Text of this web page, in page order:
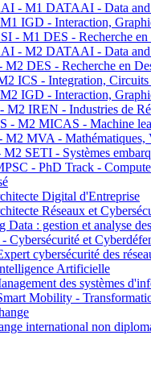
- M1 DATAAI - Data
IGD - Interaction,
- M1 DES - Recherche en
- M2 DATAAI - Data
DES - Recherche en
ICS - Integration, Circuits
IGD - Interaction,
IREN - Industries de
- M2 MICAS - Machine
MVA - Mathématiques,
SETI - Systèmes
- PhD Track -
Digital d'Entreprise
Réseaux et
: gestion et analyse
Cybersécurité et
cybersécurité des
Artificielle
des systèmes
Mobility -
international non